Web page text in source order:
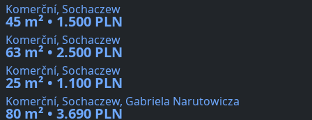
Komerční, Sochaczew
45 m² • 1.500 PLN
Komerční, Sochaczew
63 m² • 2.500 PLN
Komerční, Sochaczew
25 m² • 1.100 PLN
Komerční, Sochaczew, Gabriela Narutowicza
80 m² • 3.690 PLN